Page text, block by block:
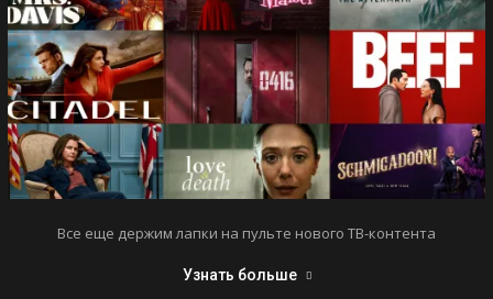
Все еще держим лапки на пульте нового ТВ-контента
Узнать больше